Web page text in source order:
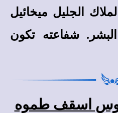
الجليل ميخائيل
شفاعته تكون
اسقف طموه